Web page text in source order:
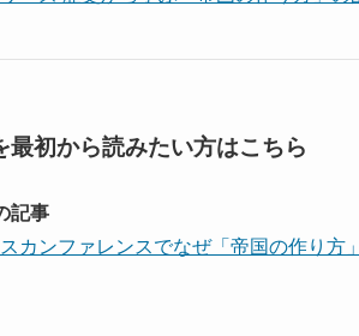
最初から読みたい方はこちら
記事
カンファレンスでなぜ「帝国の作り方